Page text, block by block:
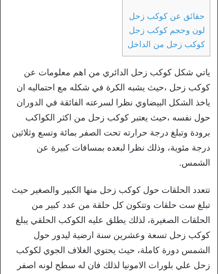
حقائق عن كوكب زحل
لون وحجم كوكب زحل
كوكب زحل من الداخل
ياتي شكل كوكب زحل الدائري من اهم معلومات عن
كوكب زحل ،حيث يشبه الكرة في شكله مع احتماليه ان
ياخذ الشكل البيضاوي نظرا لسرعته الفائقة في الدوران
حول نفسه ،حيث يعتبر كوكب زحل من اكثر الكواكب
برودة وتبلغ درجة حرارته تحت الصفر بمائة وتسع وثلاثين
درجة مئوية، وذلك نظرا لبعده بمسافات كبيرة عن
الشمس.
تتعدد الحلقات حول كوكب زحل منها الكبير والصغير حيث
تبلغ ست حلقات وتتكون كل حلقة من عدد كبير من
الحلقات الصغيرة، لذلك يطلق عليه الكوكب الحلقي يبلغ
كوكب زحل تسعة وعشرين سنة ارضية ليدور حول
الشمس دورة كاملة، حيث يحتوي الغلاف الجوي لكوكب
زحل علي بلورات الامونيا لذلك فان له سطح لونه اصفر